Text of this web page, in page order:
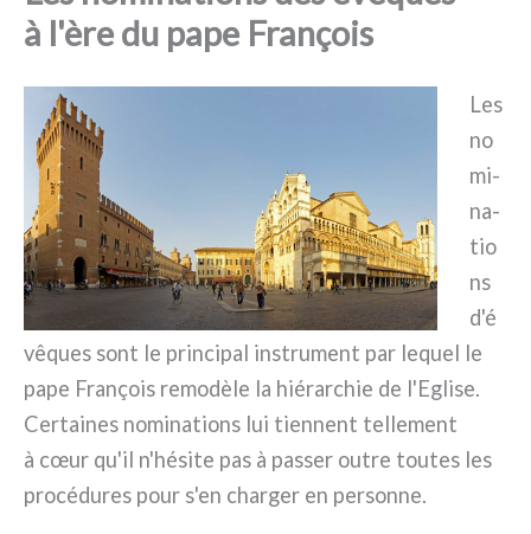
à l'ère du pape François
Les
no
mi­
na­
tio
ns
d'é
vêques sont le prin­ci­pal instru­ment par lequel le
pape François remo­dè­le la hié­rar­chie de l'Eglise.
Certaines nomi­na­tions lui tien­nent tel­le­ment
à cœur qu'il n'hésite pas à pas­ser outre tou­tes les
pro­cé­du­res pour s'en char­ger en per­son­ne.